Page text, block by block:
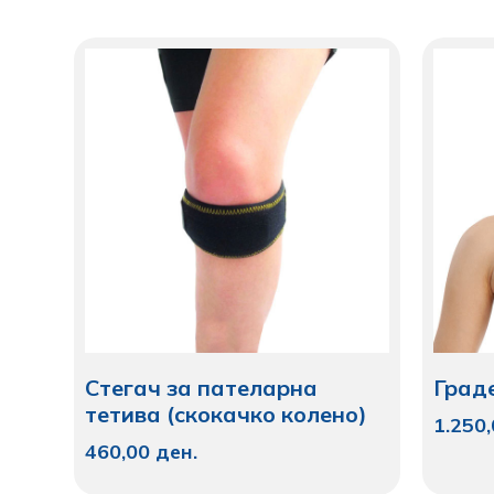
Стегач за пателарна
тетива (скокачко колено)
460,00 ден.